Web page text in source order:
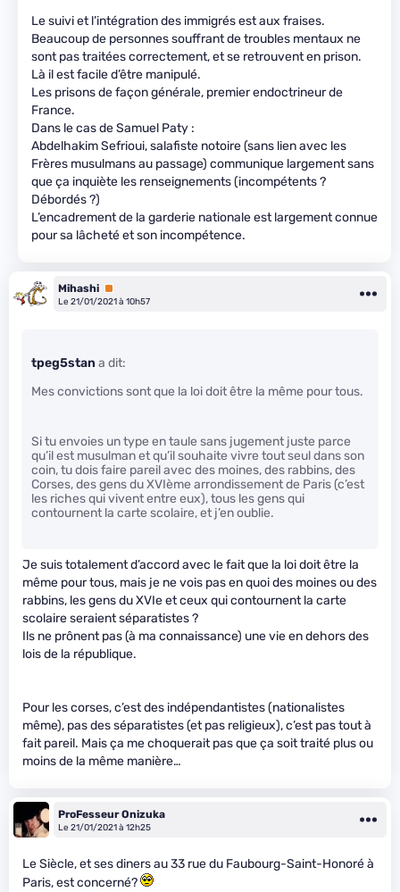
Le suivi et l’intégration des immigrés est aux fraises.
Beaucoup de personnes souffrant de troubles mentaux ne
sont pas traitées correctement, et se retrouvent en prison.
Là il est facile d’être manipulé.
Les prisons de façon générale, premier endoctrineur de
France.
Dans le cas de Samuel Paty :
Abdelhakim Sefrioui, salafiste notoire (sans lien avec les
Frères musulmans au passage) communique largement sans
que ça inquiète les renseignements (incompétents ?
Débordés ?)
L’encadrement de la garderie nationale est largement connue
pour sa lâcheté et son incompétence.
Mihashi Premium
Le 21/01/2021 à 10h57
tpeg5stan a dit:
Mes convictions sont que la loi doit être la même pour tous.
Si tu envoies un type en taule sans jugement juste parce
qu’il est musulman et qu’il souhaite vivre tout seul dans son
coin, tu dois faire pareil avec des moines, des rabbins, des
Corses, des gens du XVIème arrondissement de Paris (c’est
les riches qui vivent entre eux), tous les gens qui
contournent la carte scolaire, et j’en oublie.
Je suis totalement d’accord avec le fait que la loi doit être la
même pour tous, mais je ne vois pas en quoi des moines ou des
rabbins, les gens du XVIe et ceux qui contournent la carte
scolaire seraient séparatistes ?
Ils ne prônent pas (à ma connaissance) une vie en dehors des
lois de la république.
Pour les corses, c’est des indépendantistes (nationalistes
même), pas des séparatistes (et pas religieux), c’est pas tout à
fait pareil. Mais ça me choquerait pas que ça soit traité plus ou
moins de la même manière…
ProFesseur Onizuka
Le 21/01/2021 à 12h25
Le Siècle, et ses diners au 33 rue du Faubourg-Saint-Honoré à
Paris, est concerné?